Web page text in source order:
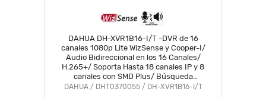
DAHUA DH-XVR1B16-I/T -DVR de 16
canales 1080p Lite WizSense y Cooper-I/
Audio Bidireccional en los 16 Canales/
H.265+/ Soporta Hasta 18 canales IP y 8
canales con SMD Plus/ Búsqueda
Inteligente Personas y Vehículos/
DAHUA / DHT0370055 / DH-XVR1B16-I/T